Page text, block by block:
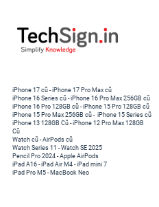
iPhone 17 cũ -iPhone 17 Pro Max cũ
iPhone 16 Series cũ - iPhone 16 Pro Max 256GB cũ
iPhone 16 Pro 128GB cũ -iPhone 15 Pro 128GB cũ
iPhone 15 Pro Max 256GB cũ - iPhone 15 Series cũ
iPhone 13 128GB Cũ -iPhone 12 Pro Max 128GB
Cũ
Watch cũ -AirPods cũ
Watch Series 11 -Watch SE 2025
Pencil Pro 2024 -Apple AirPods
iPad A16 -iPad Air M4 -iPad mini 7
iPad Pro M5 - MacBook Neo